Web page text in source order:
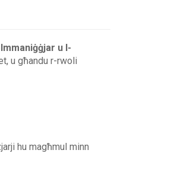
u l-
u għandu r-rwoli
hu magħmul minn